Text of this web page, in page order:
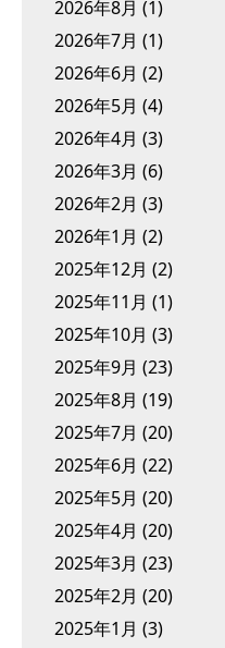
2026年8月 (1)
2026年7月 (1)
2026年6月 (2)
2026年5月 (4)
2026年4月 (3)
2026年3月 (6)
2026年2月 (3)
2026年1月 (2)
2025年12月 (2)
2025年11月 (1)
2025年10月 (3)
2025年9月 (23)
2025年8月 (19)
2025年7月 (20)
2025年6月 (22)
2025年5月 (20)
2025年4月 (20)
2025年3月 (23)
2025年2月 (20)
2025年1月 (3)